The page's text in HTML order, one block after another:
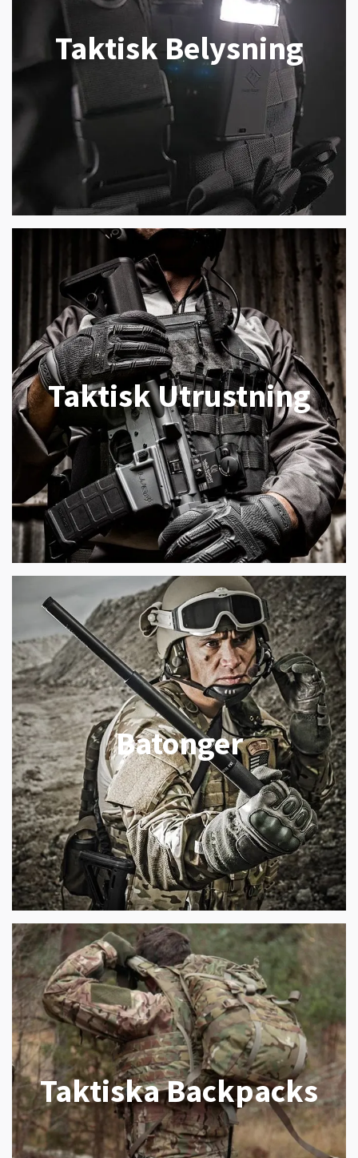
Taktisk Belysning
Taktisk Utrustning
Batonger
Taktiska Backpacks